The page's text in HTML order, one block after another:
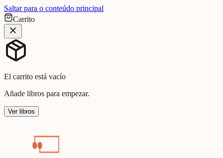
Saltar para o conteúdo principal
Carrito
El carrito está vacío
Añade libros para empezar.
Ver libros